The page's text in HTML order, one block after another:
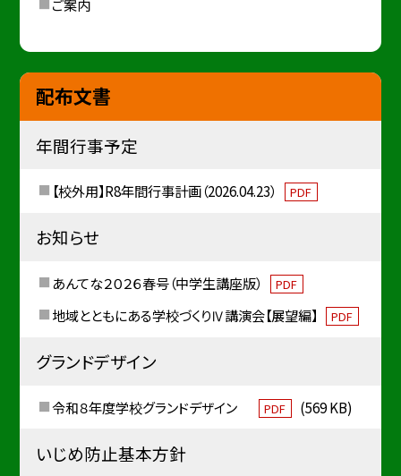
ご案内
配布文書
年間行事予定
【校外用】R8年間行事計画（2026.04.23） PDF
お知らせ
あんてな２０２６春号（中学生講座版） PDF
地域とともにある学校づくりⅣ講演会【展望編】 PDF
グランドデザイン
令和８年度学校グランドデザイン PDF (569 KB)
いじめ防止基本方針